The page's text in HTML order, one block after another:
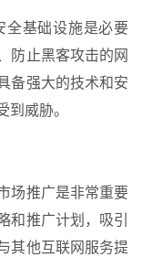
全基础设施是必要
防止黑客攻击的网
备强大的技术和安
到威胁。
场推广是非常重要
和推广计划，吸引
其他互联网服务提